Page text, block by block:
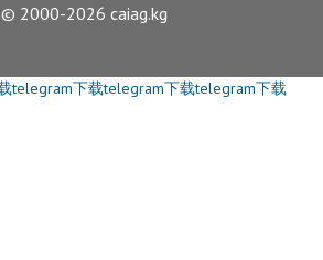
© 2000-2026 caiag.kg
telegram下载telegram下载telegram下载